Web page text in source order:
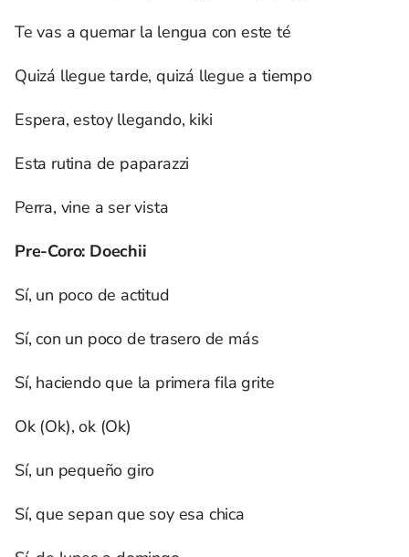
Te vas a quemar la lengua con este té
Quizá llegue tarde, quizá llegue a tiempo
Espera, estoy llegando, kiki
Esta rutina de paparazzi
Perra, vine a ser vista
Pre-Coro: Doechii
Sí, un poco de actitud
Sí, con un poco de trasero de más
Sí, haciendo que la primera fila grite
Ok (Ok), ok (Ok)
Sí, un pequeño giro
Sí, que sepan que soy esa chica